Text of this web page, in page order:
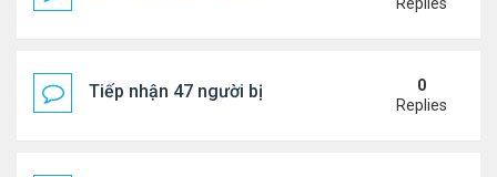
Tiếp nhận 47 người bị Mỹ trục xuất, Công an
0
Replies